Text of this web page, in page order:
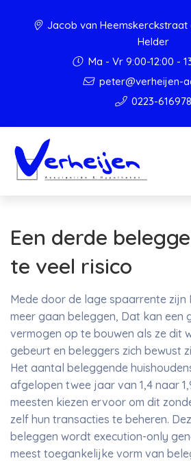
Jacob van Heemskerckstraat
Helder
Ma - Vr 9:00-12:00 -
peter@verheijen-
0223-616978
Een derde
te veel risico
Mede door de lage spaarrente zijn
meer gaan beleggen, Dat kan een
vermogen op te bouwen als ze dit
gebeurt en beleggers zich bewust
Het aantal beleggende
afgelopen twee jaar van 1,4 naar
meesten kiezen ervoor om dit
zelf hun transacties te beheren.
beleggen wordt execution-only
meest toegankelijke vorm van